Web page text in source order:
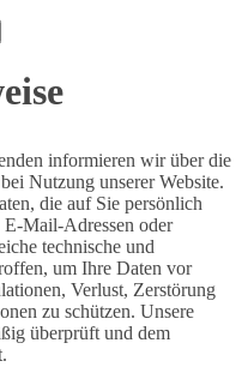
informieren wir über die
Nutzung unserer Website.
die auf Sie persönlich
E-Mail-Adressen oder
technische und
um Ihre Daten vor
Verlust, Zerstörung
zu schützen. Unsere
überprüft und dem